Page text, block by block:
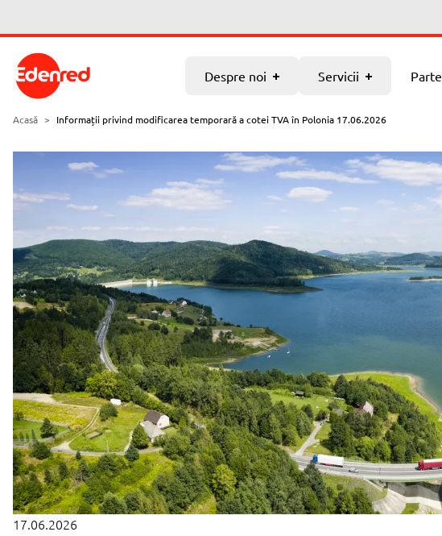
Despre noi
Cine suntem noi
Știri
Rambursarea accizelor
Sari la conținutul principal
Despre noi Servicii
Acasă > Informații privind modificarea temporară a cotei TVA în Polonia 17.06.2026
17.06.2026